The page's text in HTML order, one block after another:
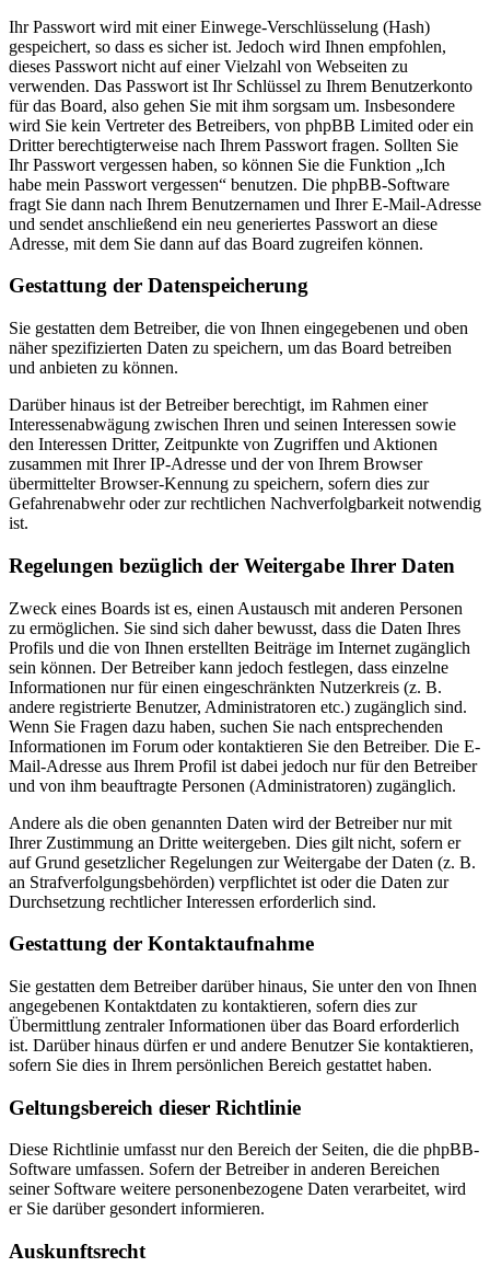
Ihr Passwort wird mit einer Einwege-Verschlüsselung (Hash)
gespeichert, so dass es sicher ist. Jedoch wird Ihnen empfohlen,
dieses Passwort nicht auf einer Vielzahl von Webseiten zu
verwenden. Das Passwort ist Ihr Schlüssel zu Ihrem Benutzerkonto
für das Board, also gehen Sie mit ihm sorgsam um. Insbesondere
wird Sie kein Vertreter des Betreibers, von phpBB Limited oder ein
Dritter berechtigterweise nach Ihrem Passwort fragen. Sollten Sie
Ihr Passwort vergessen haben, so können Sie die Funktion „Ich
habe mein Passwort vergessen“ benutzen. Die phpBB-Software
fragt Sie dann nach Ihrem Benutzernamen und Ihrer E-Mail-Adresse
und sendet anschließend ein neu generiertes Passwort an diese
Adresse, mit dem Sie dann auf das Board zugreifen können.
Gestattung der Datenspeicherung
Sie gestatten dem Betreiber, die von Ihnen eingegebenen und oben
näher spezifizierten Daten zu speichern, um das Board betreiben
und anbieten zu können.
Darüber hinaus ist der Betreiber berechtigt, im Rahmen einer
Interessenabwägung zwischen Ihren und seinen Interessen sowie
den Interessen Dritter, Zeitpunkte von Zugriffen und Aktionen
zusammen mit Ihrer IP-Adresse und der von Ihrem Browser
übermittelter Browser-Kennung zu speichern, sofern dies zur
Gefahrenabwehr oder zur rechtlichen Nachverfolgbarkeit notwendig
ist.
Regelungen bezüglich der Weitergabe Ihrer Daten
Zweck eines Boards ist es, einen Austausch mit anderen Personen
zu ermöglichen. Sie sind sich daher bewusst, dass die Daten Ihres
Profils und die von Ihnen erstellten Beiträge im Internet zugänglich
sein können. Der Betreiber kann jedoch festlegen, dass einzelne
Informationen nur für einen eingeschränkten Nutzerkreis (z. B.
andere registrierte Benutzer, Administratoren etc.) zugänglich sind.
Wenn Sie Fragen dazu haben, suchen Sie nach entsprechenden
Informationen im Forum oder kontaktieren Sie den Betreiber. Die E-
Mail-Adresse aus Ihrem Profil ist dabei jedoch nur für den Betreiber
und von ihm beauftragte Personen (Administratoren) zugänglich.
Andere als die oben genannten Daten wird der Betreiber nur mit
Ihrer Zustimmung an Dritte weitergeben. Dies gilt nicht, sofern er
auf Grund gesetzlicher Regelungen zur Weitergabe der Daten (z. B.
an Strafverfolgungsbehörden) verpflichtet ist oder die Daten zur
Durchsetzung rechtlicher Interessen erforderlich sind.
Gestattung der Kontaktaufnahme
Sie gestatten dem Betreiber darüber hinaus, Sie unter den von Ihnen
angegebenen Kontaktdaten zu kontaktieren, sofern dies zur
Übermittlung zentraler Informationen über das Board erforderlich
ist. Darüber hinaus dürfen er und andere Benutzer Sie kontaktieren,
sofern Sie dies in Ihrem persönlichen Bereich gestattet haben.
Geltungsbereich dieser Richtlinie
Diese Richtlinie umfasst nur den Bereich der Seiten, die die phpBB-
Software umfassen. Sofern der Betreiber in anderen Bereichen
seiner Software weitere personenbezogene Daten verarbeitet, wird
er Sie darüber gesondert informieren.
Auskunftsrecht